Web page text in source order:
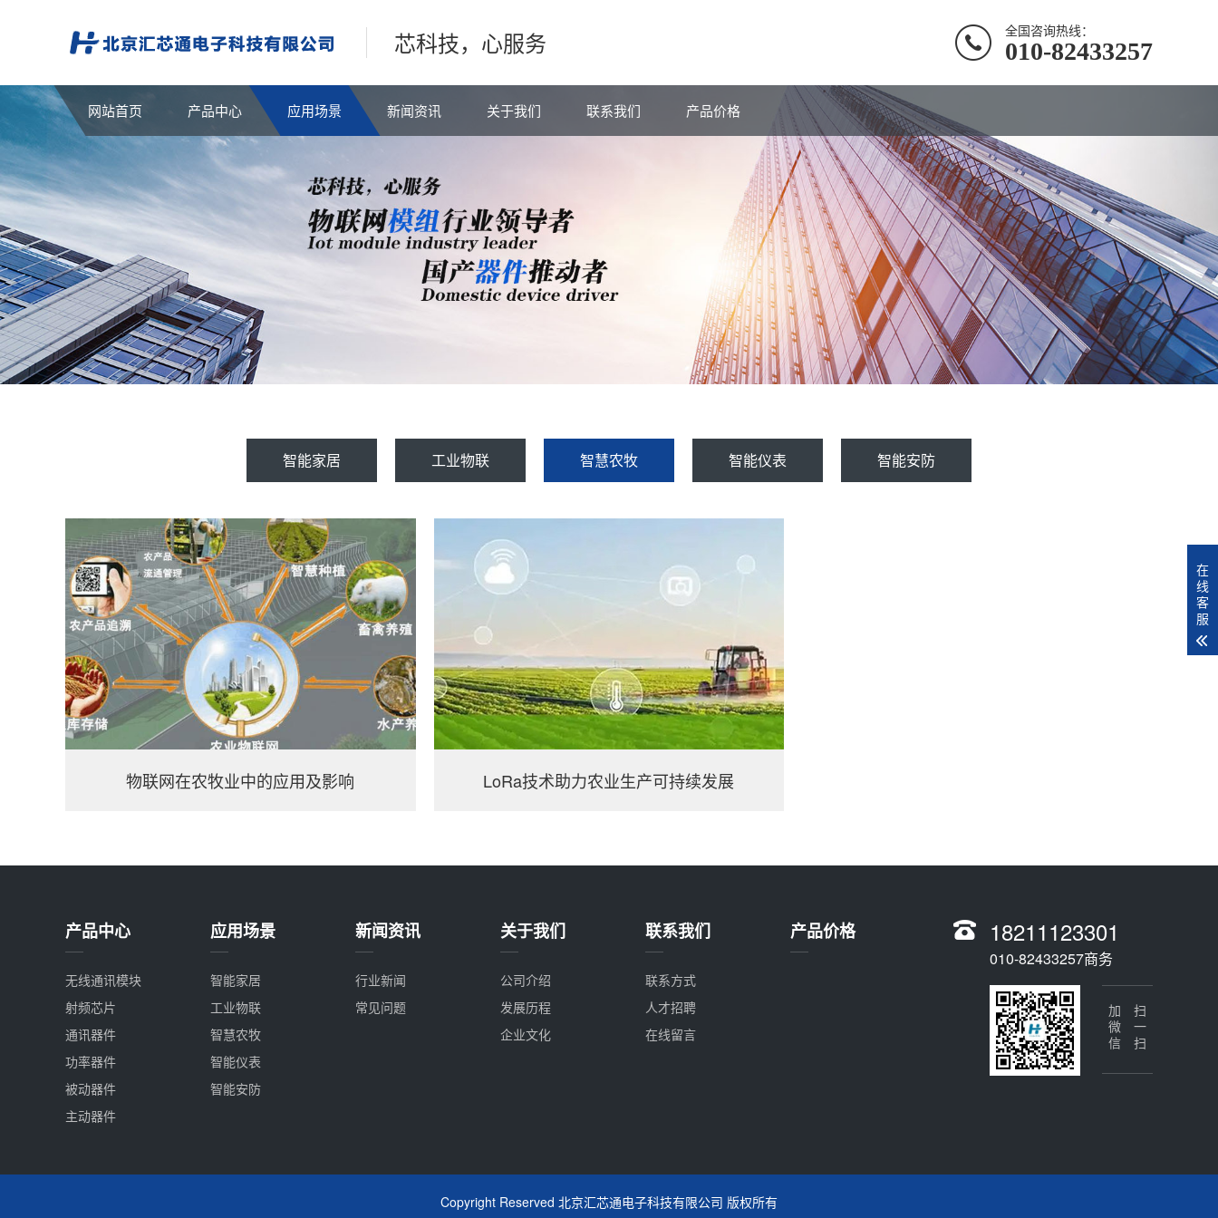
芯科技，心服务 全国咨询热线：
010-82433257
网站首页 产品中心 应用场景 新闻资讯 关于我们 联系我们 产品价格
智能家居 工业物联 智慧农牧 智能仪表 智能安防
物联网在农牧业中的应用及影响 LoRa技术助力农业生产可持续发展
产品中心
无线通讯模块
射频芯片
通讯器件
功率器件
被动器件
主动器件
应用场景
智能家居
工业物联
智慧农牧
智能仪表
智能安防
新闻资讯
行业新闻
常见问题
关于我们
公司介绍
发展历程
企业文化
联系我们
联系方式
人才招聘
在线留言
产品价格 18211123301
010-82433257商务
扫一扫
加微信
Copyright Reserved 北京汇芯通电子科技有限公司 版权所有
在
线
客
服